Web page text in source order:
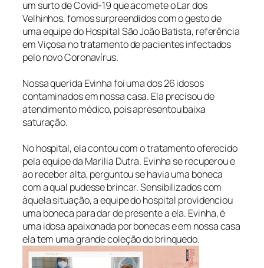
um surto de Covid-19 que acomete o Lar dos
Velhinhos, fomos surpreendidos com o gesto de
uma equipe do Hospital São João Batista, referência
em Viçosa no tratamento de pacientes infectados
pelo novo Coronavírus.
Nossa querida Evinha foi uma dos 26 idosos
contaminados em nossa casa. Ela precisou de
atendimento médico, pois apresentou baixa
saturação.
No hospital, ela contou com o tratamento oferecido
pela equipe da Marilia Dutra. Evinha se recuperou e
ao receber alta, perguntou se havia uma boneca
com a qual pudesse brincar. Sensibilizados com
àquela situação, a equipe do hospital providenciou
uma boneca para dar de presente a ela. Evinha, é
uma idosa apaixonada por bonecas e em nossa casa
ela tem uma grande coleção do brinquedo.